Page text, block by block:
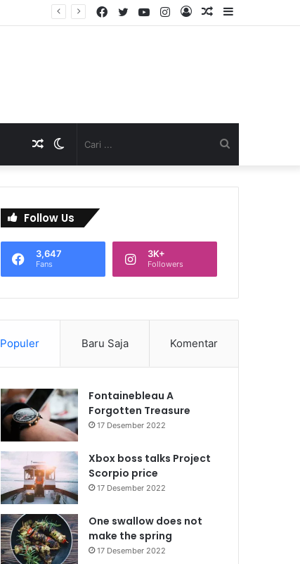
Sidebar
Artikel
Log
Instagram
YouTube
Twitter
Facebook
...
Switch
skin
Artikel
Acak
Follow Us
3,647
Fans
3K+
Followers
Populer Baru Saja Komentar
Fontainebleau A
Forgotten Treasure
17 Desember 2022
Xbox boss talks Project
Scorpio price
17 Desember 2022
One swallow does not
make the spring
17 Desember 2022